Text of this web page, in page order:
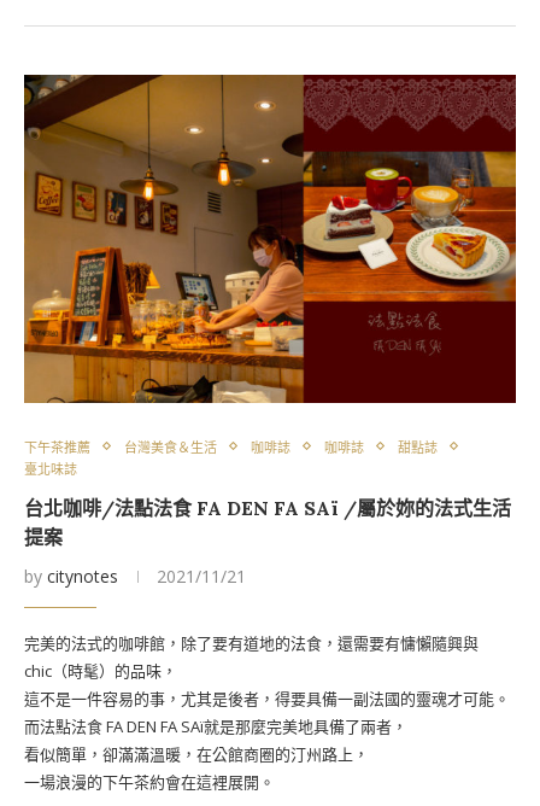
下午茶推薦 台灣美食＆生活 咖啡誌 咖啡誌
甜點誌
臺北味誌
台北咖啡/法點法食 FA DEN FA SAï /屬於妳的法式生活
提案
by citynotes 2021/11/21
完美的法式的咖啡館，除了要有道地的法食，還需要有慵懶隨興與
chic（時髦）的品味，
這不是一件容易的事，尤其是後者，得要具備一副法國的靈魂才可能。
而法點法食 FA DEN FA SAï就是那麼完美地具備了兩者，
看似簡單，卻滿滿溫暖，在公館商圈的汀州路上，
一場浪漫的下午茶約會在這裡展開。